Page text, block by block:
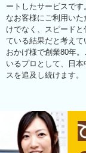
ートしたサービスで
なお客様にご利用い
けでなく、スピード
ている結果だと考えて
おかげ様で創業80年
いるプロとして、日
スを追及し続けます。